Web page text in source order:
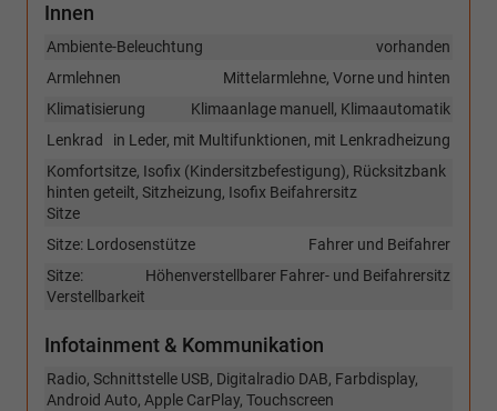
Innen
vorhanden
Ambiente-Beleuchtung
Mittelarmlehne, Vorne und hinten
Armlehnen
Klimaanlage manuell, Klimaautomatik
Klimatisierung
in Leder, mit Multifunktionen, mit Lenkradheizung
Lenkrad
Komfortsitze, Isofix (Kindersitzbefestigung), Rücksitzbank
hinten geteilt, Sitzheizung, Isofix Beifahrersitz
Sitze
Fahrer und Beifahrer
Sitze: Lordosenstütze
Höhenverstellbarer Fahrer- und Beifahrersitz
Sitze:
Verstellbarkeit
Infotainment & Kommunikation
Radio, Schnittstelle USB, Digitalradio DAB, Farbdisplay,
Android Auto, Apple CarPlay, Touchscreen